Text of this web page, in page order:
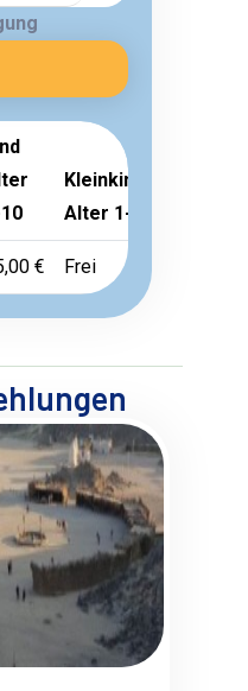
Kleinkind
Alter 1-2
€ Frei